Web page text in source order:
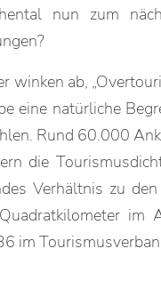
nun zum
winken ab,
eine natürliche
Rund 60.000
die
Verhältnis zu
im